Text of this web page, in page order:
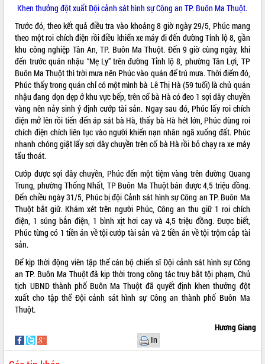
VIDEO
Không có file video nào để phát.
ALBUM ẢNH
LIÊN KẾT WEB
Khen thưởng đột xuất Đội cảnh sát hình sự Công an TP. Buôn Ma Thuột.
Trước đó, theo kết quả điều tra vào khoảng 8 giờ ngày 29/5, Phúc mang
theo một roi chích điện rồi điều khiển xe máy đi đến đường Tỉnh lộ 8, gần
khu công nghiệp Tân An, TP. Buôn Ma Thuột. Đến 9 giờ cùng ngày, khi
đến trước quán nhậu “Mẹ Ly” trên đường Tỉnh lộ 8, phường Tân Lợi, TP
Buôn Ma Thuột thì trời mưa nên Phúc vào quán để trú mưa. Thời điểm đó,
Phúc thấy trong quán chỉ có một mình bà Lê Thị Hà (59 tuổi) là chủ quán
nhậu đang dọn dẹp ở khu vực bếp, trên cổ bà Hà có đeo 1 sợi dây chuyền
vàng nên nảy sinh ý định cướp tài sản. Ngay sau đó, Phúc lấy roi chích
điện mở lên rồi tiến đến áp sát bà Hà, thấy bà Hà hét lớn, Phúc dùng roi
chích điện chích liên tục vào người khiến nạn nhân ngã xuống đất. Phúc
nhanh chóng giật lấy sợi dây chuyền trên cổ bà Hà rồi bỏ chạy ra xe máy
tẩu thoát.
Cướp được sợi dây chuyền, Phúc đến một tiệm vàng trên đường Quang
Trung, phường Thống Nhất, TP Buôn Ma Thuột bán được 4,5 triệu đồng.
Đến chiều ngày 31/5, Phúc bị đội Cảnh sát hình sự Công an TP. Buôn Ma
Thuột bắt giữ. Khám xét trên người Phúc, Công an thu giữ 1 roi chích
điện, 1 súng bắn điện, 1 bình xịt hơi cay và 4,5 triệu đồng. Được biết,
Phúc từng có 1 tiền án về tội cướp tài sản và 2 tiền án về tội trộm cắp tài
sản.
Để kịp thời động viên tập thể cán bộ chiến sĩ Đội cảnh sát hình sự Công
an TP. Buôn Ma Thuột đã kịp thời trong công tác truy bắt tội phạm, Chủ
tịch UBND thành phố Buôn Ma Thuột đã quyết định khen thưởng đột
xuất cho tập thể Đội cảnh sát hình sự Công an thành phố Buôn Ma
Thuột.
Hương Giang
In